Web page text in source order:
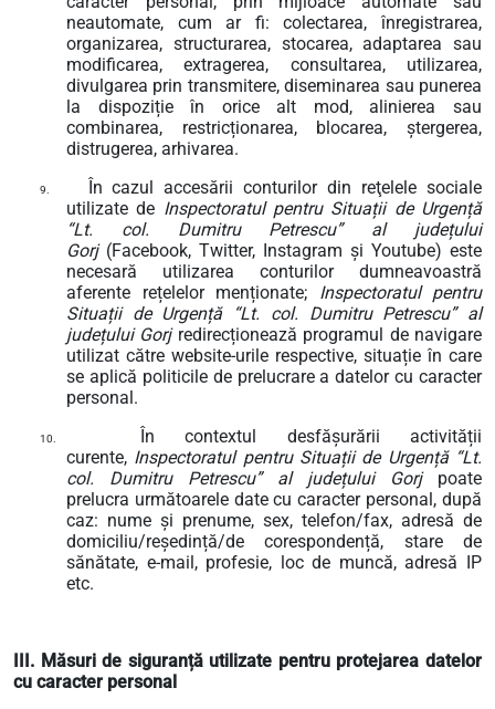
neautomate, cum ar fi: colectarea, înregistrarea,
organizarea, structurarea, stocarea, adaptarea sau
modificarea, extragerea, consultarea, utilizarea,
divulgarea prin transmitere, diseminarea sau punerea
la dispoziție în orice alt mod, alinierea sau
combinarea, restricționarea, blocarea, ștergerea,
distrugerea, arhivarea.
9.
În cazul accesării conturilor din reţelele sociale
utilizate de Inspectoratul pentru Situații de Urgență
“Lt. col. Dumitru Petrescu” al județului
Gorj(Facebook, Twitter, Instagram și Youtube) este
necesară utilizarea conturilor dumneavoastră
aferente rețelelor menționate; Inspectoratul pentru
Situații de Urgență “Lt. col. Dumitru Petrescu” al
județului Gorjredirecționează programul de navigare
utilizat către website-urile respective, situație în care
se aplică politicile de prelucrare a datelor cu caracter
personal.
10.
În contextul desfășurării activității
curente, Inspectoratul pentru Situații de Urgență “Lt.
col. Dumitru Petrescu” al județului Gorjpoate
prelucra următoarele date cu caracter personal, după
caz: nume și prenume, sex, telefon/fax, adresă de
domiciliu/reședință/de corespondență, stare de
sănătate, e-mail, profesie, loc de muncă, adresă IP
etc.
III. Măsuri de siguranță utilizate pentru protejarea datelor
cu caracter personal